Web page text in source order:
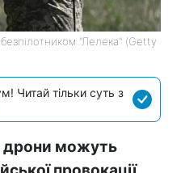
"Лелека" (Getty
Читай тільки суть з
дрони можуть